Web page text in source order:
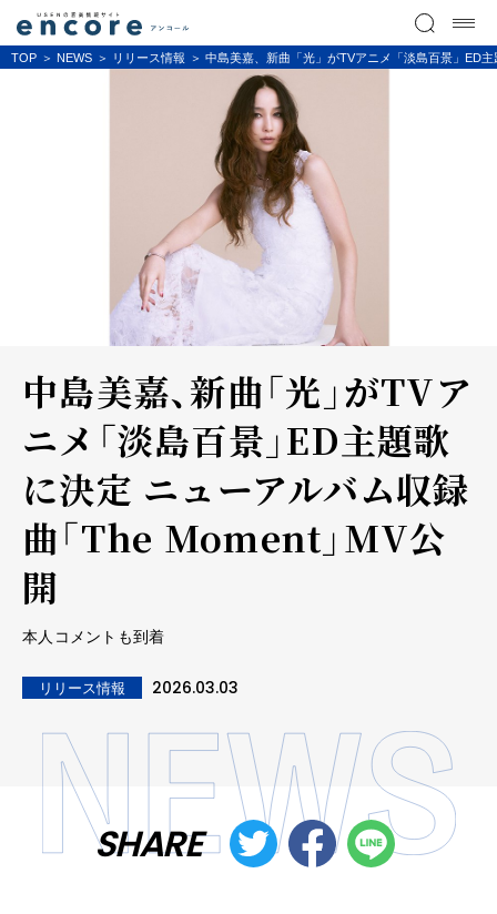
TOP NEWS リリース情報 中島美嘉、新曲「光」がTVアニメ「淡島百景」ED
中島美嘉、新曲「光」がTVア
ニメ「淡島百景」ED主題歌
に決定 ニューアルバム収録
曲「The Moment」MV公
開
本人コメントも到着
リリース情報 2026.03.03
SHARE